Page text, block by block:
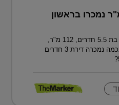
דירות של 160 מ"ר נמכרו בראשון
וגם: בעפולה נמכרה דירת גן בת 5.5 חדרים, 112 מ"ר,
תמורת 1.45 מיליון שקל ■ ובכמה נמכרה דירת 3 חדרים